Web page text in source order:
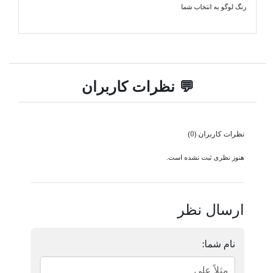
رنگ لوگو به انتخاب شما
💬 نظرات کاربران
نظرات کاربران (0)
هنوز نظری ثبت نشده است.
ارسال نظر
نام شما: